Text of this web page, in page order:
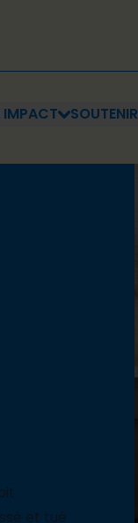
IMPACT SOUTENIR
et tué